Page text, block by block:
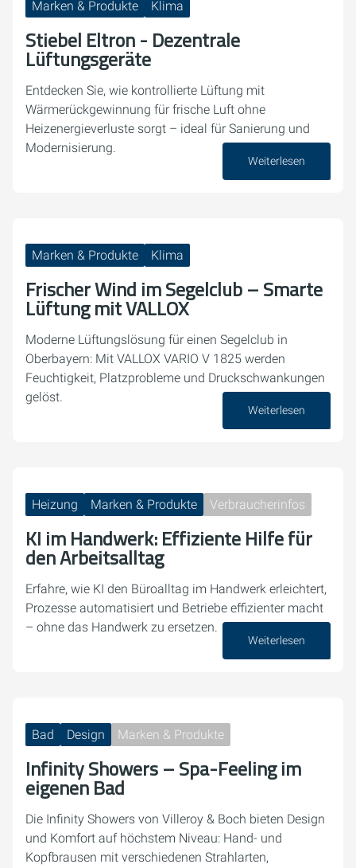
Marken & Produkte Klima
Stiebel Eltron - Dezentrale
Lüftungsgeräte
Entdecken Sie, wie kontrollierte Lüftung mit
Wärmerückgewinnung für frische Luft ohne
Heizenergieverluste sorgt – ideal für Sanierung und
Modernisierung.
Weiterlesen
Marken & Produkte Klima
Frischer Wind im Segelclub – Smarte
Lüftung mit VALLOX
Moderne Lüftungslösung für einen Segelclub in
Oberbayern: Mit VALLOX VARIO V 1825 werden
Feuchtigkeit, Platzprobleme und Druckschwankungen
gelöst.
Weiterlesen
Heizung Marken & Produkte Verbraucherinfos
KI im Handwerk: Effiziente Hilfe für
den Arbeitsalltag
Erfahre, wie KI den Büroalltag im Handwerk erleichtert,
Prozesse automatisiert und Betriebe effizienter macht
– ohne das Handwerk zu ersetzen.
Weiterlesen
Bad Design Marken & Produkte
Infinity Showers – Spa-Feeling im
eigenen Bad
Die Infinity Showers von Villeroy & Boch bieten Design
und Komfort auf höchstem Niveau: Hand- und
Kopfbrausen mit verschiedenen Strahlarten,